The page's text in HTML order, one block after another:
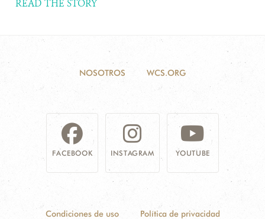
READ THE STORY
NOSOTROS WCS.ORG
FACEBOOK INSTAGRAM YOUTUBE
Condiciones de uso Política de privacidad